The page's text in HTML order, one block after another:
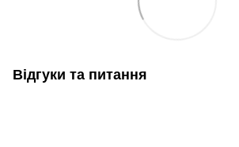
Відгуки та питання